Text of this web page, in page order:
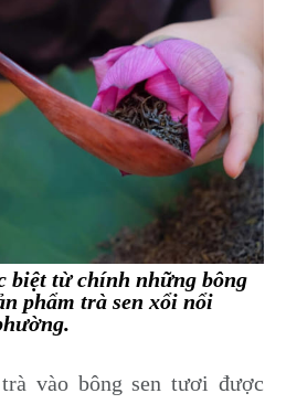
biệt từ chính những bông
phẩm trà sen xổi nổi
vào bông sen tươi được